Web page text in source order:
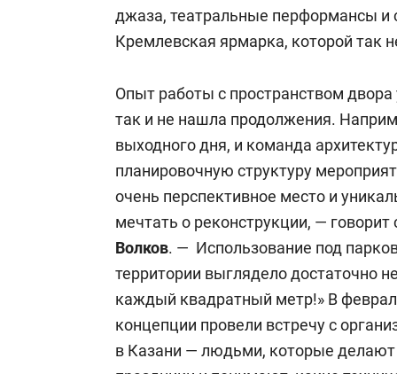
джаза, театральные перформансы и
Кремлевская ярмарка, которой так
Опыт работы с пространством двора
так и не нашла продолжения.
выходного дня, и команда
планировочную структуру
очень перспективное место и
мечтать о реконструкции, —
Волков. — Использование под
территории выглядело достаточно
каждый квадратный метр!» В
концепции провели встречу с
в Казани — людьми, которые делают